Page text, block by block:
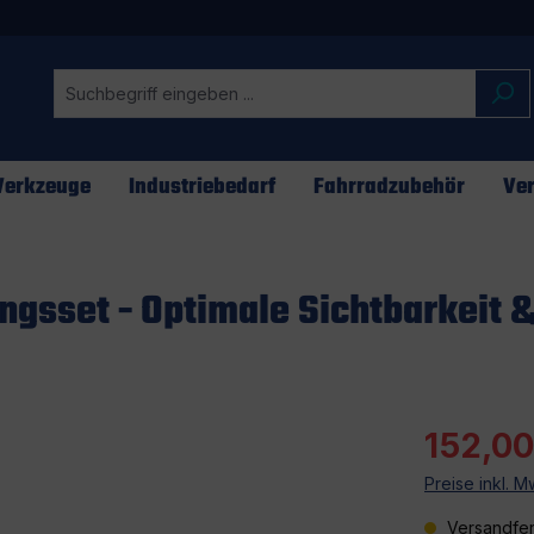
Industriebedarf Fahrradzubehör
- Optimale Sichtbarkeit
Preise inkl.